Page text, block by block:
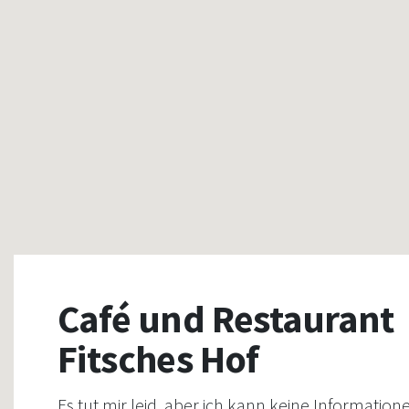
Café und Restaurant
Fitsches Hof